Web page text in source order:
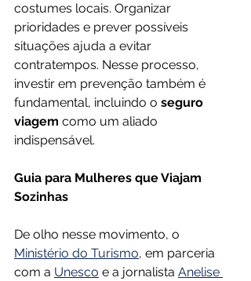
costumes locais. Organizar
prioridades e prever possíveis
situações ajuda a evitar
contratempos. Nesse processo,
investir em prevenção também é
fundamental, incluindo o seguro
viagem como um aliado
indispensável.
Guia para Mulheres que Viajam
Sozinhas
De olho nesse movimento, o
Ministério do Turismo, em parceria
com a Unesco e a jornalista Anelise